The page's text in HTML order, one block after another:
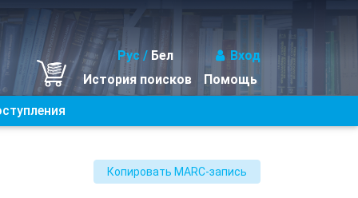
Рус / Бел
Вход
История поисков
Помощь